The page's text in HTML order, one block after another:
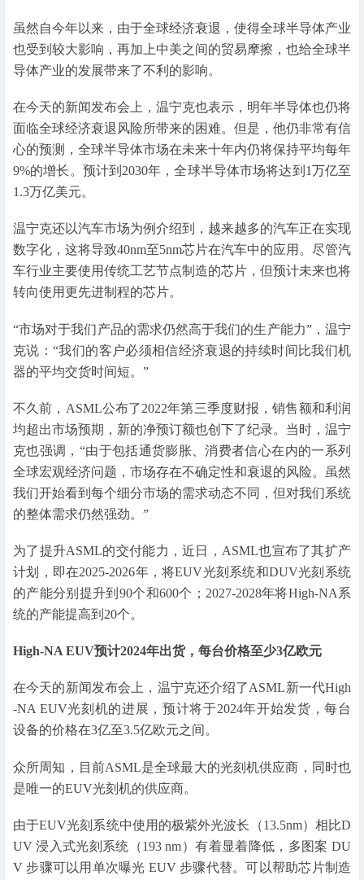
虽然自今年以来，由于全球经济衰退，使得全球半导体产业
也受到较大影响，再加上中美之间的贸易摩擦，也给全球半
导体产业的发展带来了不利的影响。
在今天的新闻发布会上，温宁克也表示，明年半导体也仍将
面临全球经济衰退风险所带来的困难。但是，他仍非常有信
心的预测，全球半导体市场在未来十年内仍将保持平均每年
9%的增长。预计到2030年，全球半导体市场将达到1万亿至
1.3万亿美元。
温宁克还以汽车市场为例介绍到，越来越多的汽车正在实现
数字化，这将导致40nm至5nm芯片在汽车中的应用。尽管汽
车行业主要使用传统工艺节点制造的芯片，但预计未来也将
转向使用更先进制程的芯片。
“市场对于我们产品的需求仍然高于我们的生产能力”，温宁
克说：“我们的客户必须相信经济衰退的持续时间比我们机
器的平均交货时间短。”
不久前，ASML公布了2022年第三季度财报，销售额和利润
均超出市场预期，新的净预订额也创下了纪录。当时，温宁
克也强调，“由于包括通货膨胀、消费者信心在内的一系列
全球宏观经济问题，市场存在不确定性和衰退的风险。虽然
我们开始看到每个细分市场的需求动态不同，但对我们系统
的整体需求仍然强劲。”
为了提升ASML的交付能力，近日，ASML也宣布了其扩产
计划，即在2025-2026年，将EUV光刻系统和DUV光刻系统
的产能分别提升到90个和600个；2027-2028年将High-NA系
统的产能提高到20个。
High-NA EUV预计2024年出货，每台价格至少3亿欧元
在今天的新闻发布会上，温宁克还介绍了ASML新一代High
-NA EUV光刻机的进展，预计将于2024年开始发货，每台
设备的价格在3亿至3.5亿欧元之间。
众所周知，目前ASML是全球最大的光刻机供应商，同时也
是唯一的EUV光刻机的供应商。
由于EUV光刻系统中使用的极紫外光波长（13.5nm）相比D
UV 浸入式光刻系统（193 nm）有着显着降低，多图案 DU
V 步骤可以用单次曝光 EUV 步骤代替。可以帮助芯片制造